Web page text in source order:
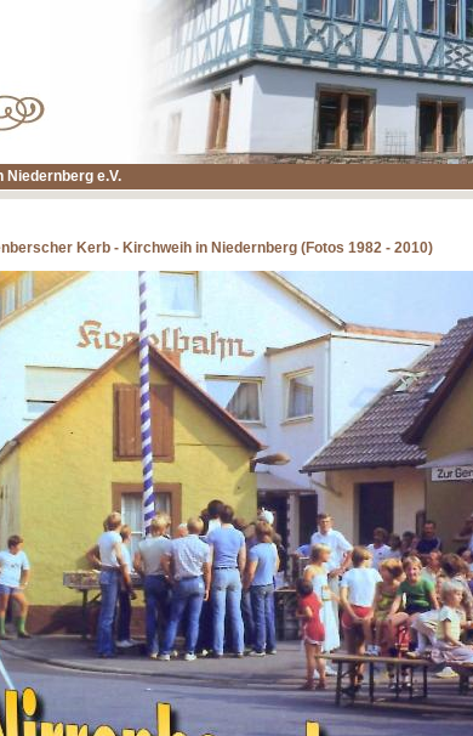
e.V.
Kerb - Kirchweih in Niedernberg (Fotos 1982 - 2010)